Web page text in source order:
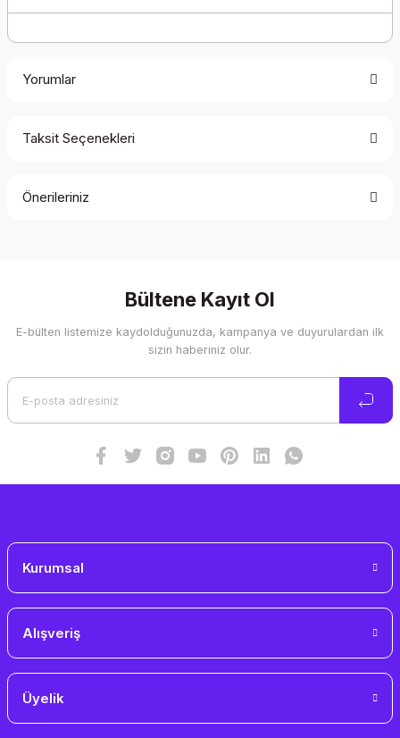
Yorumlar
Taksit Seçenekleri
Önerileriniz
Görüş ve önerileriniz için teşekkür ederiz.
Ürün resmi kalitesiz, bozuk veya görüntülenemiyor.
Bültene Kayıt Ol
E-bülten listemize kaydolduğunuzda, kampanya ve duyurulardan ilk
sizin haberiniz olur.
Kurumsal
Alışveriş
Üyelik